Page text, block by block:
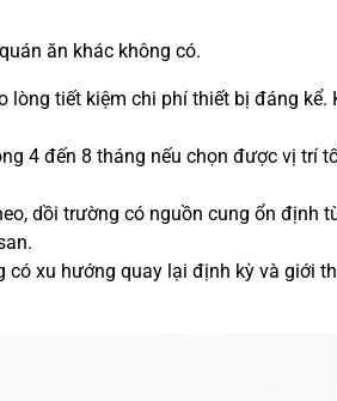
ăn khác không có.
lòng tiết kiệm chi phí thiết bị đáng kể.
4 đến 8 tháng nếu chọn được vị trí
dồi trường có nguồn cung ổn định
có xu hướng quay lại định kỳ và giới